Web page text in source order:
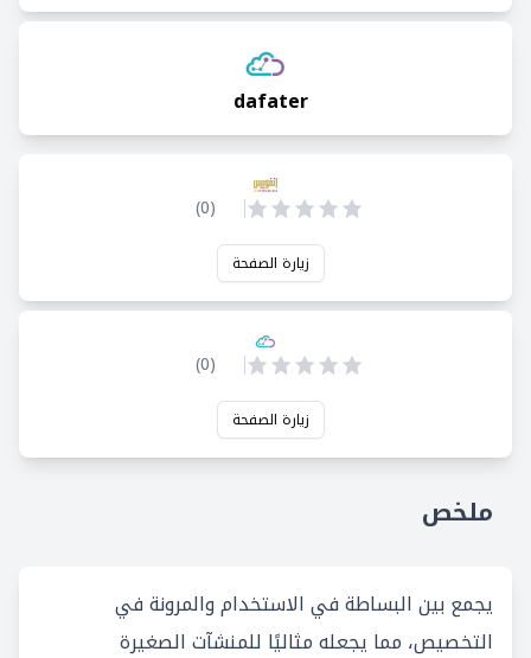
dafater
(
0
)
زيارة الصفحة
(
0
)
زيارة الصفحة
ملخص
يجمع بين البساطة في الاستخدام والمرونة في
التخصيص، مما يجعله مثاليًا للمنشآت الصغيرة